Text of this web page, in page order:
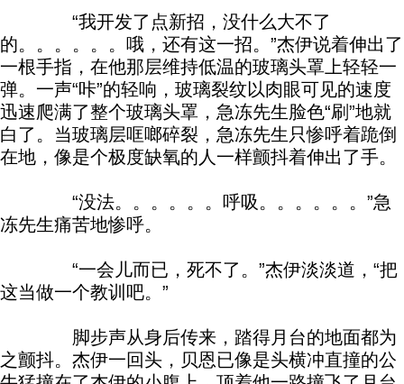
“我开发了点新招，没什么大不了
的。。。。。。哦，还有这一招。”杰伊说着伸出了
一根手指，在他那层维持低温的玻璃头罩上轻轻一
弹。一声“咔”的轻响，玻璃裂纹以肉眼可见的速度
迅速爬满了整个玻璃头罩，急冻先生脸色“刷”地就
白了。当玻璃层哐啷碎裂，急冻先生只惨呼着跪倒
在地，像是个极度缺氧的人一样颤抖着伸出了手。
“没法。。。。。。呼吸。。。。。。”急
冻先生痛苦地惨呼。
“一会儿而已，死不了。”杰伊淡淡道，“把
这当做一个教训吧。”
脚步声从身后传来，踏得月台的地面都为
之颤抖。杰伊一回头，贝恩已像是头横冲直撞的公